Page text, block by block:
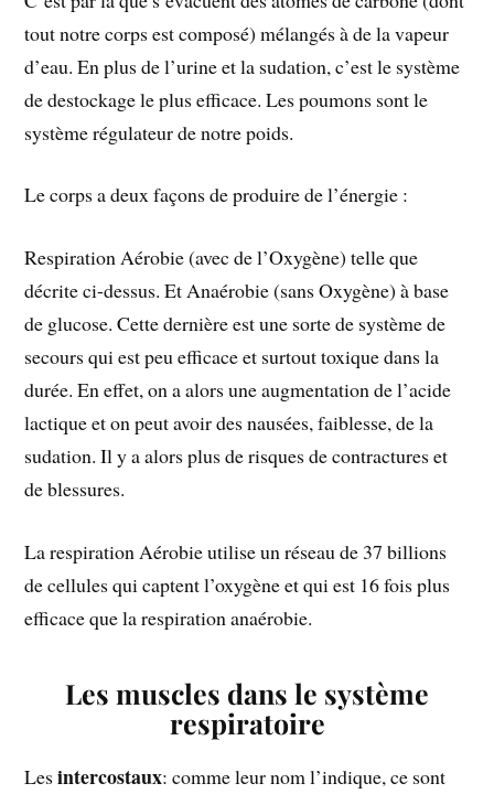
tout notre corps est composé) mélangés à de la vapeur
d’eau. En plus de l’urine et la sudation, c’est le système
de destockage le plus efficace. Les poumons sont le
système régulateur de notre poids.
Le corps a deux façons de produire de l’énergie :
Respiration Aérobie (avec de l’Oxygène) telle que
décrite ci-dessus. Et Anaérobie (sans Oxygène) à base
de glucose. Cette dernière est une sorte de système de
secours qui est peu efficace et surtout toxique dans la
durée. En effet, on a alors une augmentation de l’acide
lactique et on peut avoir des nausées, faiblesse, de la
sudation. Il y a alors plus de risques de contractures et
de blessures.
La respiration Aérobie utilise un réseau de 37 billions
de cellules qui captent l’oxygène et qui est 16 fois plus
efficace que la respiration anaérobie.
Les muscles dans le système
respiratoire
Lesintercostaux: comme leur nom l’indique, ce sont